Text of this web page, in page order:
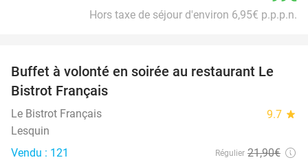
Hors taxe de séjour d'environ 6,95€ p.p.p.n.
25%
Buffet à volonté en soirée au restaurant Le
Bistrot Français
Le Bistrot Français 9.7 star
Lesquin
Vendu : 121
Régulier 21,90€